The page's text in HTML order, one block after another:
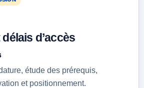
d’accès
étude des prérequis,
et positionnement.